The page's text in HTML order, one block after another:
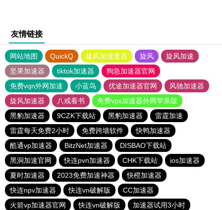
友情链接
网站地图 QuickQ 旋风加速度器 旋风
旋风加速
坚果加速器
tiktok加速器
狗急加速器官网
免费vqn外网加速
小蓝鸟 优途加速器官网
风驰加速器
旋风加速器
八戒看书
免费vps加速器外网苹果版
黑豹加速器
9CZK下载站 黑豹加速器
雷霆加速
雷霆每天免费2小时
免费跨墙软件
快鸭加速器
酷通vp加速器
BitzNet加速器
DISBAO下载站
黑洞加速官网
快连pvn加速器 CHK下载站
ios加速器
夏时加速器
2023免费加速神器
快橙加速器
快连npv加速器
快连vn破解版
CC加速器
火箭vp加速器官网
快连vn破解版 加速器试用3小时